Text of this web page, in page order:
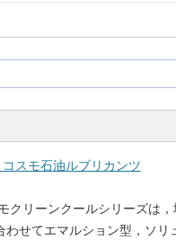
スモ石油ルブリカンツ
リーンクールシリーズは，
せてエマルション型，ソリ